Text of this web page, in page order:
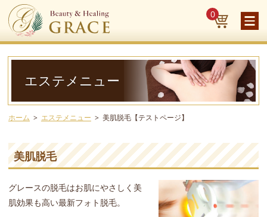
0
エステメニュー
ホーム エステメニュー 美肌脱毛【テストページ】
美肌脱毛
グレースの脱毛はお肌にやさしく美
肌効果も高い最新フォト脱毛。